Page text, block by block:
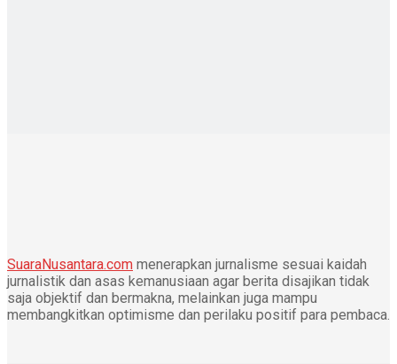
SuaraNusantara.com menerapkan jurnalisme sesuai kaidah
jurnalistik dan asas kemanusiaan agar berita disajikan tidak
saja objektif dan bermakna, melainkan juga mampu
membangkitkan optimisme dan perilaku positif para pembaca.